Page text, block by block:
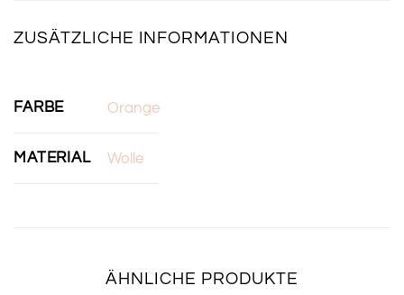
ZUSÄTZLICHE INFORMATIONEN
FARBE Orange
MATERIAL Wolle
ÄHNLICHE PRODUKTE